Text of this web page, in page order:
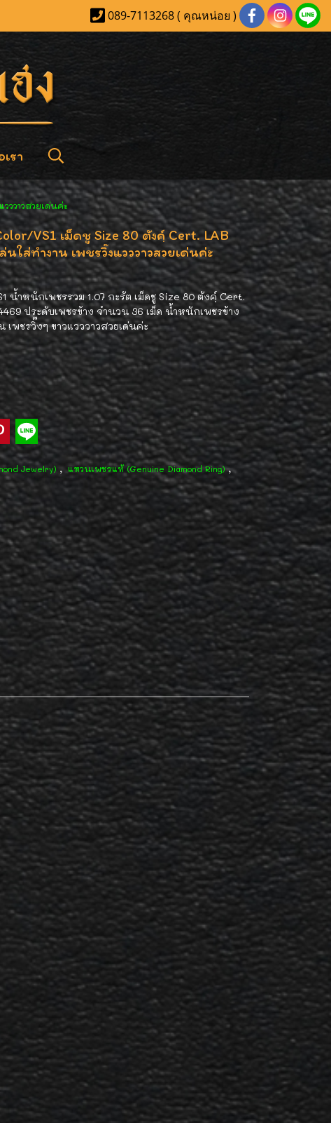
089-7113268 ( คุณหน่อย )
รา
ววาวสวยเด่นค่ะ
VS1 เม็ดชู Size 80 ตังค์ฺ Cert. LAB
ใส่ทำงาน เพชรวิ๊งแวววาวสวยเด่นค่ะ
น้ำหนักเพชรรวม 1.07 กะรัต เม็ดชู Size 80 ตังค์ฺ Cert.
ประดับเพชรข้าง จำนวน 36 เม็ด น้ำหนักเพชรข้าง
เพชรวิ๊งๆ ขาวแวววาวสวยเด่นค่ะ
Jewelry) , แหวนเพชรแท้ (Genuine Diamond Ring),